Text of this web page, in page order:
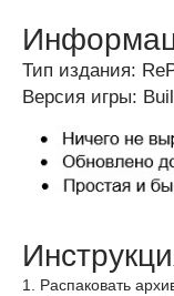
Тип издания:
Версия игры:
1. Распаковать